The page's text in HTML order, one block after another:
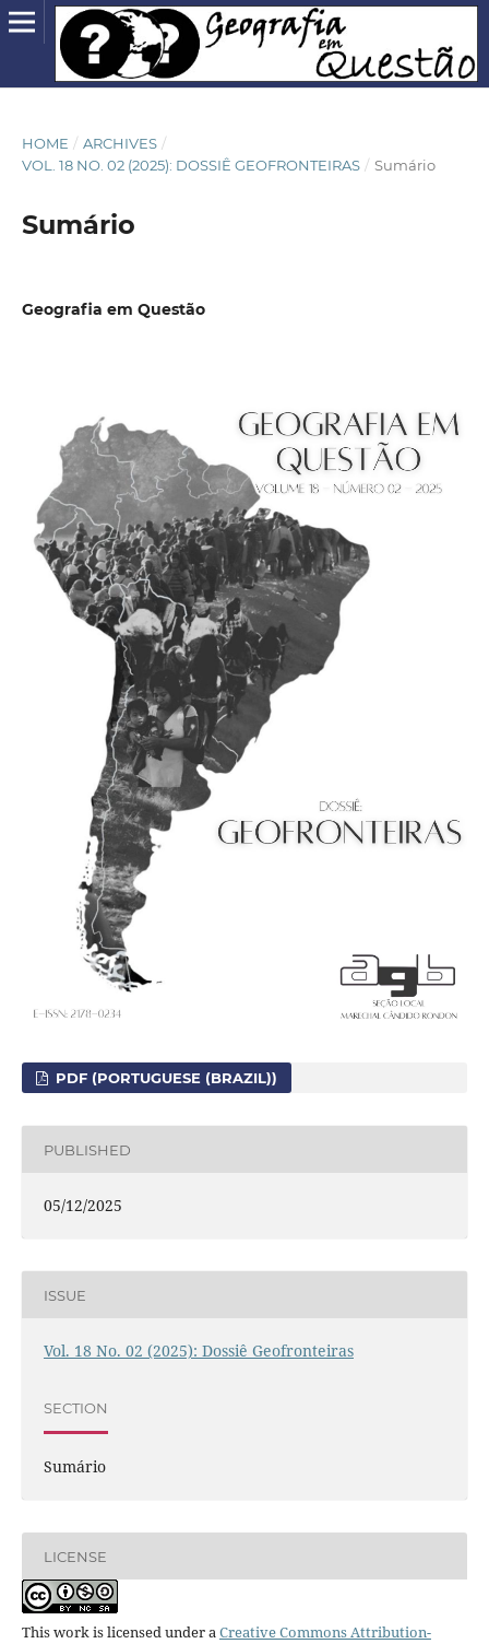
HOME / ARCHIVES /
VOL. 18 NO. 02 (2025): DOSSIÊ GEOFRONTEIRAS / Sumário
Sumário
Geografia em Questão
PDF (PORTUGUESE (BRAZIL))
PUBLISHED
05/12/2025
ISSUE
Vol. 18 No. 02 (2025): Dossiê Geofronteiras
SECTION
Sumário
LICENSE
This work is licensed under aCreative Commons Attribution-